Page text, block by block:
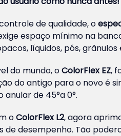
de qualidade, o
espaço mínimo na
líquidos, pós,
do mundo, oColorFlex EZ,
do antigo para o novo é
de 45°a 0°.
oColorFlex L2, agora
de desempenho. Tão